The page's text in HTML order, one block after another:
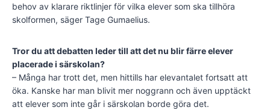
behov av klarare riktlinjer för vilka elever som ska tillhöra
skolformen, säger Tage Gumaelius.
Tror du att debatten leder till att det nu blir färre elever
placerade i särskolan?
– Många har trott det, men hittills har elevantalet fortsatt att
öka. Kanske har man blivit mer noggrann och även upptäckt
att elever som inte går i särskolan borde göra det.